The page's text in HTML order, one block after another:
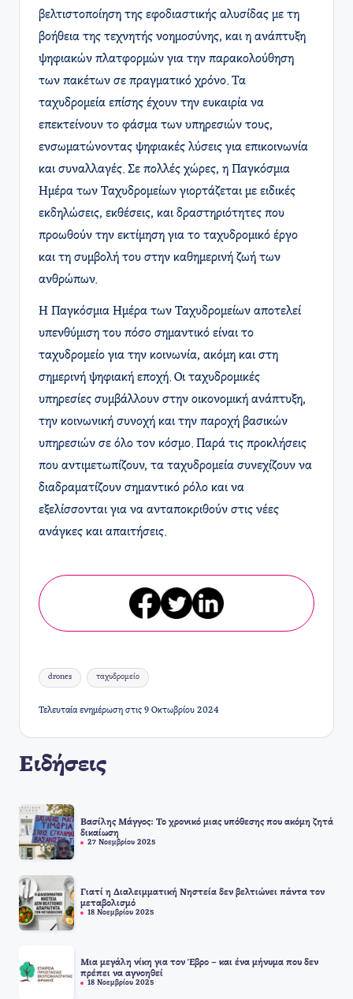
βελτιστοποίηση της εφοδιαστικής αλυσίδας με τη
βοήθεια της τεχνητής νοημοσύνης, και η ανάπτυξη
ψηφιακών πλατφορμών για την παρακολούθηση
των πακέτων σε πραγματικό χρόνο. Τα
ταχυδρομεία επίσης έχουν την ευκαιρία να
επεκτείνουν το φάσμα των υπηρεσιών τους,
ενσωματώνοντας ψηφιακές λύσεις για επικοινωνία
και συναλλαγές. Σε πολλές χώρες, η Παγκόσμια
Ημέρα των Ταχυδρομείων γιορτάζεται με ειδικές
εκδηλώσεις, εκθέσεις, και δραστηριότητες που
προωθούν την εκτίμηση για το ταχυδρομικό έργο
και τη συμβολή του στην καθημερινή ζωή των
ανθρώπων.
Η Παγκόσμια Ημέρα των Ταχυδρομείων αποτελεί
υπενθύμιση του πόσο σημαντικό είναι το
ταχυδρομείο για την κοινωνία, ακόμη και στη
σημερινή ψηφιακή εποχή. Οι ταχυδρομικές
υπηρεσίες συμβάλλουν στην οικονομική ανάπτυξη,
την κοινωνική συνοχή και την παροχή βασικών
υπηρεσιών σε όλο τον κόσμο. Παρά τις προκλήσεις
που αντιμετωπίζουν, τα ταχυδρομεία συνεχίζουν να
διαδραματίζουν σημαντικό ρόλο και να
εξελίσσονται για να ανταποκριθούν στις νέες
ανάγκες και απαιτήσεις.
Ετικέτες:
drones ταχυδρομείο
Τελευταία ενημέρωση στις 9 Οκτωβρίου 2024
Ειδήσεις
Βασίλης Μάγγος: Το χρονικό μιας υπόθεσης που ακόμη ζητά
δικαίωση
27 Νοεμβρίου 2025
Γιατί η Διαλειμματική Νηστεία δεν βελτιώνει πάντα τον
μεταβολισμό
18 Νοεμβρίου 2025
Μια μεγάλη νίκη για τον Έβρο – και ένα μήνυμα που δεν
πρέπει να αγνοηθεί
18 Νοεμβρίου 2025